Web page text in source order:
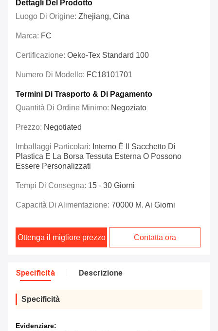
Dettagli Del Prodotto
Luogo Di Origine: Zhejiang, Cina
Marca: FC
Certificazione: Oeko-Tex Standard 100
Numero Di Modello: FC18101701
Termini Di Trasporto & Di Pagamento
Quantità Di Ordine Minimo: Negoziato
Prezzo: Negotiated
Imballaggi Particolari: Interno È Il Sacchetto Di
Plastica E La Borsa Tessuta Esterna O Possono
Essere Personalizzati
Tempi Di Consegna: 15 - 30 Giorni
Capacità Di Alimentazione: 70000 M. Ai Giorni
Ottenga il migliore prezzo Contatta ora
Specificità Descrizione
Specificità
Evidenziare: